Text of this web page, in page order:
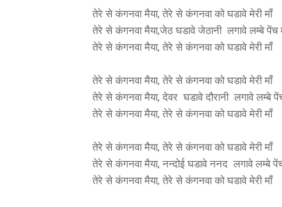
तेरे से कंगनवा मैया, तेरे से कंगनवा को घडावे मेरी माँ
तेरे से कंगनवा मैया,जेठ घडावे जेठानी लगावे लम्बे पेंच
तेरे से कंगनवा मैया, तेरे से कंगनवा को घडावे मेरी माँ
तेरे से कंगनवा मैया, तेरे से कंगनवा को घडावे मेरी माँ
तेरे से कंगनवा मैया, देवर घडावे दौरानी लगावे लम्बे
तेरे से कंगनवा मैया, तेरे से कंगनवा को घडावे मेरी माँ
तेरे से कंगनवा मैया, तेरे से कंगनवा को घडावे मेरी माँ
तेरे से कंगनवा मैया, नन्दोई घडावे ननद लगावे लम्बे
तेरे से कंगनवा मैया, तेरे से कंगनवा को घडावे मेरी माँ